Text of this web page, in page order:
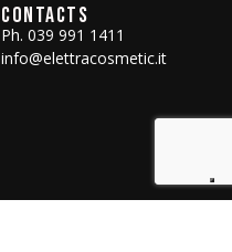
CONTACTS
Ph. 039 991 1411
info@elettracosmetic.it